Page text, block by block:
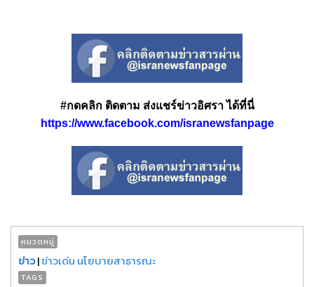
#กดคลิก ติดตาม ส่งแชร์ข่าวอิศรา ได้ที่นี่
https://www.facebook.com/isranewsfanpage
หมวดหมู่
ข่าว|ข่าวเด่น นโยบายสาธารณะ
TAGS